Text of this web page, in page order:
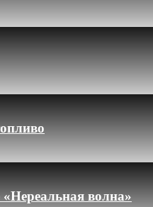
волна»